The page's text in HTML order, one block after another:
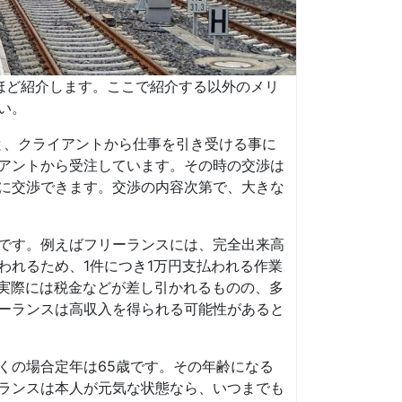
紹介します。ここで紹介する以外のメリ
。
クライアントから仕事を引き受ける事に
ントから受注しています。その時の交渉は
交渉できます。交渉の内容次第で、大きな
す。例えばフリーランスには、完全出来高
るため、1件につき1万円支払われる作業
には税金などが差し引かれるものの、多
ランスは高収入を得られる可能性があると
の場合定年は65歳です。その年齢になる
ンスは本人が元気な状態なら、いつまでも